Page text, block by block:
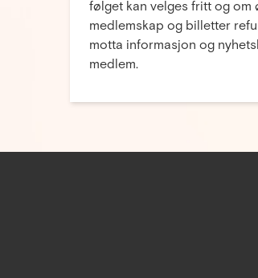
følget kan velges fritt og om
medlemskap og billetter
motta informasjon og
medlem.